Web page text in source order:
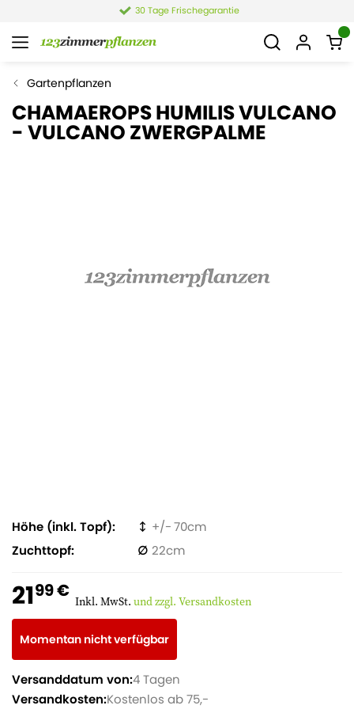
30 Tage Frischegarantie
Gartenpflanzen
CHAMAEROPS HUMILIS VULCANO
- VULCANO ZWERGPALME
Höhe (inkl. Topf)
70
Zuchttopf
22
2199 € Inkl. MwSt. und zzgl. Versandkosten
Momentan nicht verfügbar
Versanddatum von:4 Tagen
Versandkosten:Kostenlos ab 75,-